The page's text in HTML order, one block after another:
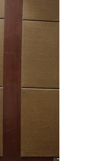
李대통령, 20대 지지율 하락 의식했